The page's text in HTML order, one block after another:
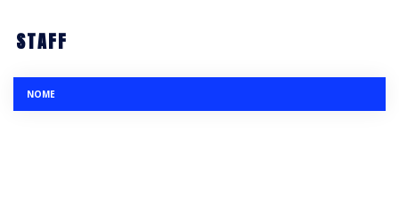
STAFF
NOME